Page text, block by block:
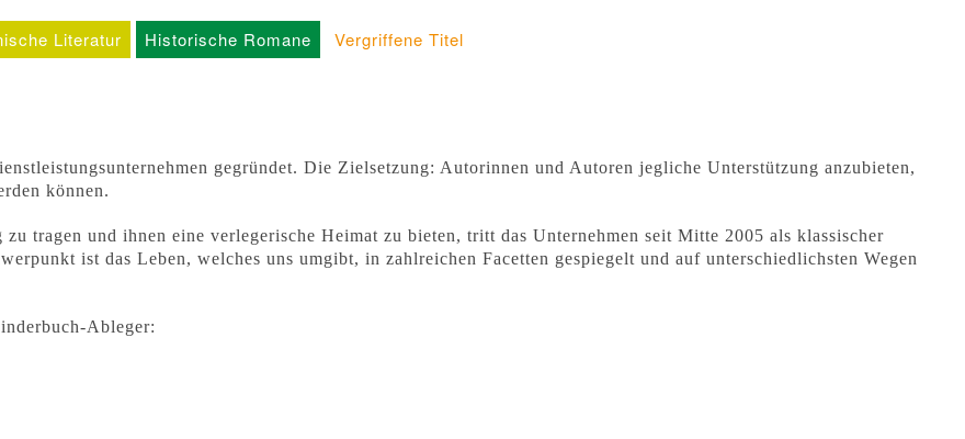
Literatur Historische Romane Vergriffene Titel
gegründet. Die Zielsetzung: Autorinnen und Autoren jegliche Unterstützung anzubieten,
können.
tragen und ihnen eine verlegerische Heimat zu bieten, tritt das Unternehmen seit Mitte 2005 als klassischer
ist das Leben, welches uns umgibt, in zahlreichen Facetten gespiegelt und auf unterschiedlichsten Wegen
Ableger: